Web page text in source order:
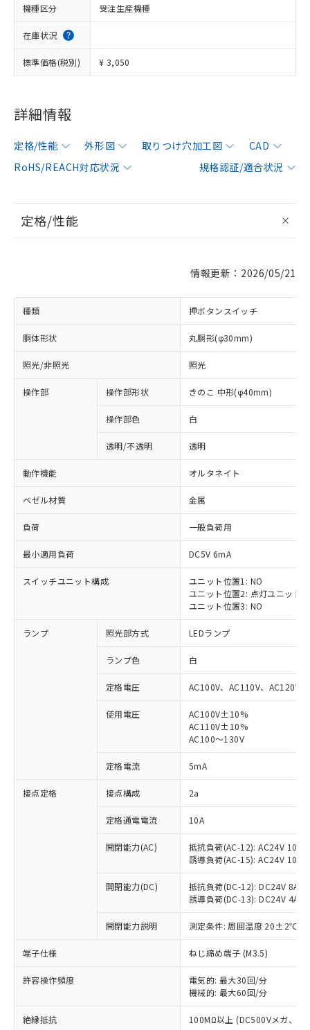
機種区分 受注生産機種
在庫状況
標準価格(税別) ¥ 3,050
詳細情報
定格/性能 外形図 取りつけ穴加工図
CAD
RoHS/REACH対応状況
規格認証/適合状況
定格/性能
情報更新：2026/05/21
種類 押ボタンスイッチ
胴体形状 丸胴形(φ30mm)
照光/非照光 照光
操作部 操作部形状 きのこ 中形(φ40mm)
操作部色 白
透明/不透明 透明
動作機能 オルタネイト
ベゼル材質 金属
負荷 一般負荷用
最小適用負荷 DC5V 6mA
スイッチユニット構成
ユニット位置1: NO
ユニット位置2: 点灯ユニット
ユニット位置3: NO
ランプ 照光部方式 LEDランプ
ランプ色 白
定格電圧 AC100V、AC110V、AC120V
使用電圧
AC100V±10%
AC110V±10%
AC100～130V
定格電流 5mA
接点定格 接点構成 2a
定格通電電流 10A
開閉能力(AC)
抵抗負荷(AC-12): AC24V 10A/
誘導負荷(AC-15): AC24V
開閉能力(DC)
抵抗負荷(DC-12): DC24V 8A/
誘導負荷(DC-13): DC24V 4A/
開閉能力説明 測定条件: 周囲温度 20±2℃、
端子仕様 ねじ締め端子 (M3.5)
許容操作頻度
電気的: 最大30回/分
機械的: 最大60回/分
絶縁抵抗 100MΩ以上 (DC500Vメガ、点
ご利用条件
以下の条件をお読みいただき、同意のうえ
ご利用ください。
商品の当社在庫状況および標準価格
(税抜)を提供させていただくもので
当社制御機器事業取扱商品の中には、
本サービスの対象外となる商品もある
ことをご了承ください。
在庫状況および標準価格照会結果は、
記載している更新日時点での社内デー
タに基づき作成されるものであり、閲
覧された時点での実際の在庫および標
※1 対応状況
対応済み：EU RoHS指令（10物質）の
非含有に対応した製品が提供可能な商品で
対応予定：EU RoHS指令（10物質）の非含
有に対応した製品に切り替える予定のある
対応予定なし：EU RoHS指令（10物質）の
非含有に非対応の商品で、対応品を出す予
調査・確認中：EU RoHS指令（10物質）の
非含有の対応状況を調査中または確認中の
非該当品：ライセンス料など無形物で、有
害物質有無と関係のない商品です。
仕入先様の事情により、非含有部品として
いたものが、含有品と判明した場合などや
むを得ず変更することがあります。
ミウム(Cd) 100ppm以下、
※1 中国RoHS○×表
「○」：最大均質材料含有率が中国RoHSの
基準値以下であることを示します。
「×」：最大均質材料含有率が中国RoHSの
基準値を超えていることを示します。
「－」：未確認です。当社販売部門へお問
い合わせください。
*中国RoHS10物質の基準値 (GB/T26572)：
Pb(鉛) :1000ppm、 Hg(水銀) : 1000ppm、 Cd(カドミウ
当社は、これら貴社製品のうち、外国
為替および外国貿易法に定める商品
（以下｢規制貨物等」という）を輸出
または国外への提供する場合は、日本
国政府の輸出許可(または役務取引許